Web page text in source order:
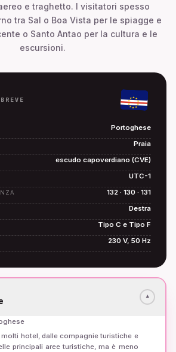
e traghetto. I visitatori spesso
tra Sal o Boa Vista per le spiagge e
o Santo Antao per la cultura e le
escursioni.
Portoghese
Praia
escudo capoverdiano (CVE)
UTC-1
132 · 130 · 131
Destra
Tipo C e Tipo F
230 V, 50 Hz
▾
molti hotel, dalle compagnie turistiche e
principali aree turistiche, ma è meno